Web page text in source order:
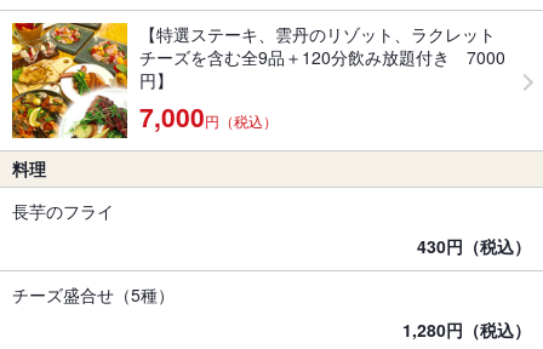
【特選ステーキ、雲丹のリゾット、ラクレット
チーズを含む全9品＋120分飲み放題付き 7000
円】
7,000円（税込）
料理
長芋のフライ
430円（税込）
チーズ盛合せ（5種）
1,280円（税込）